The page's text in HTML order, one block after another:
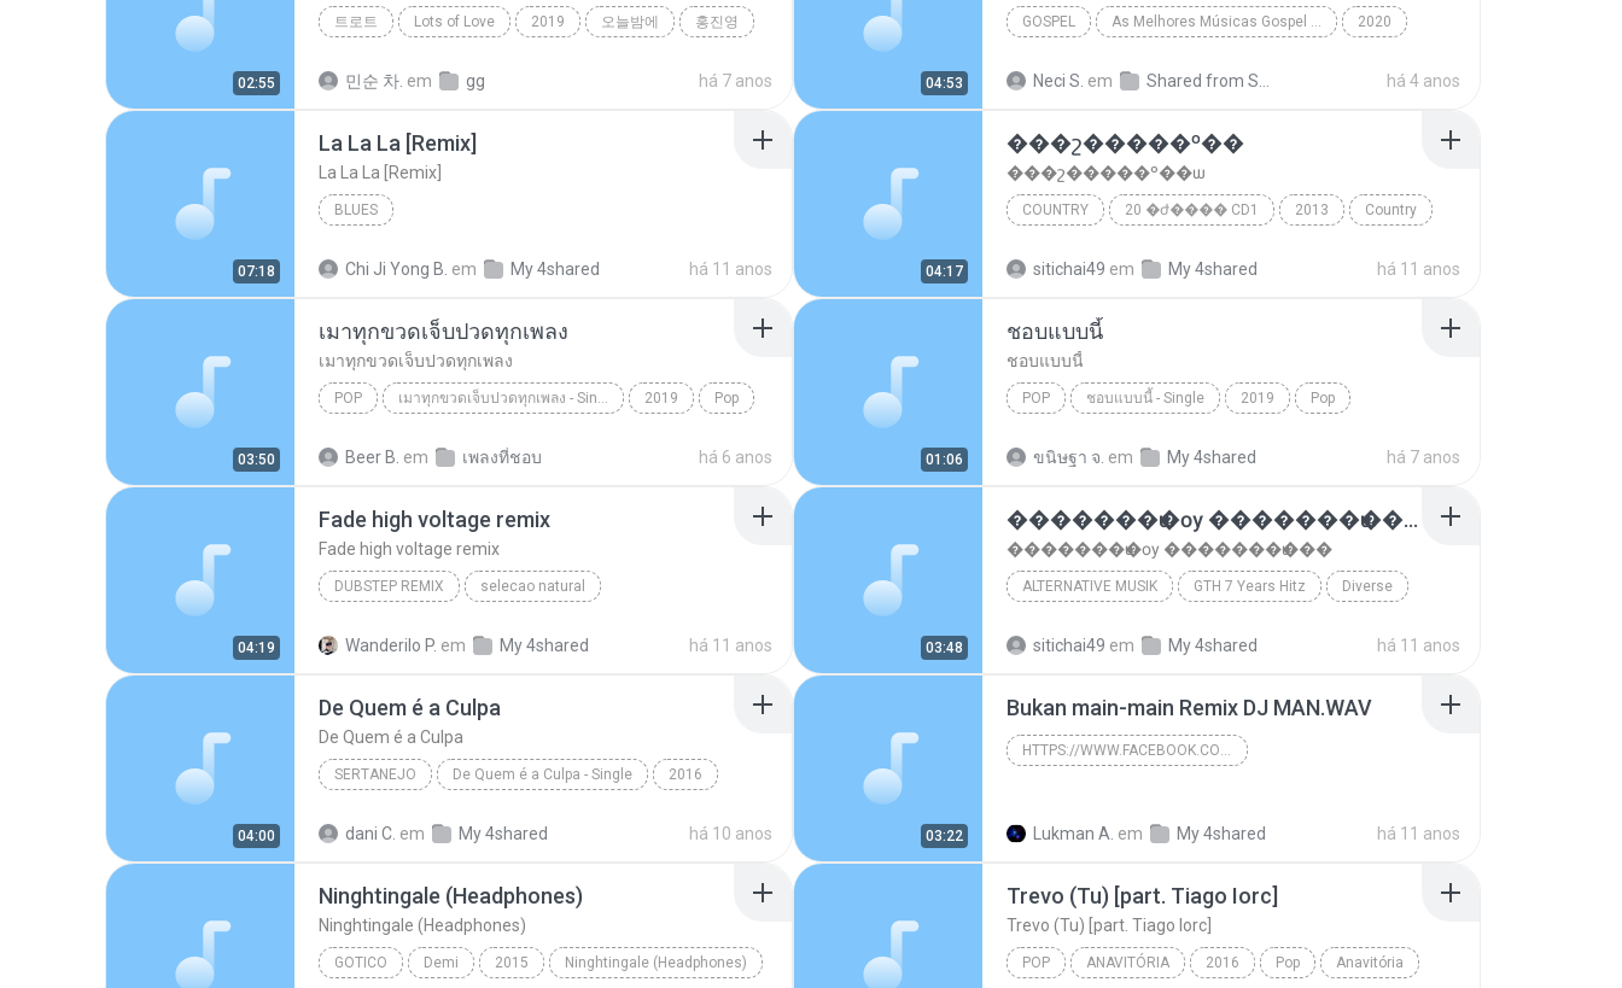
02:55
트로트 Lots of Love 2019 오늘밤에 홍진영
민순 차. em gg há 7 anos 04:53
GOSPEL As Melhores Músicas Gospel 2020 2020
Neci S. em há 4 anos
07:18
La La La [Remix]
La La La [Remix]
BLUES
Chi Ji Yong B. em My 4shared há 11 anos 04:17
���շ�����º��ѡ
���շ�����º��ѡ
COUNTRY 20 �ժ���� CD1 2013 Country
sitichai49 em My 4shared há 11 anos
03:50
เมาทุกขวดเจ็บปวดทุกเพลง
เมาทุกขวดเจ็บปวดทุกเพลง
POP เมาทุกขวดเจ็บปวดทุกเพลง - Single 2019 Pop
Beer B. em เพลงที่ชอบ há 6 anos 01:06
ชอบแบบนี้
ชอบแบบนี้
POP ชอบแบบนี้ - Single 2019 Pop
ขนิษฐา จ. em My 4shared há 7 anos
04:19
Fade high voltage remix
Fade high voltage remix
DUBSTEP REMIX selecao natural
Wanderilo P. em My 4shared há 11 anos 03:48
�������ѡ�ѹ �������ѡ���
�������ѡ�ѹ �������ѡ���
ALTERNATIVE MUSIK GTH 7 Years Hitz Diverse
sitichai49 em My 4shared há 11 anos
04:00
De Quem é a Culpa
De Quem é a Culpa
SERTANEJO De Quem é a Culpa - Single 2016
dani C. em My 4shared há 10 anos 03:22
Bukan main-main Remix DJ MAN.WAV
HTTPS://WWW.FACEBOOK.COM/CTOS0107
https://www.facebook.com/CTos0107
Lukman A. em My 4shared há 11 anos
Ninghtingale (Headphones)
Ninghtingale (Headphones)
GOTICO Demi 2015 Ninghtingale (Headphones)
Trevo (Tu) [part. Tiago Iorc]
Trevo (Tu) [part. Tiago Iorc]
POP ANAVITÓRIA 2016 Pop Anavitória